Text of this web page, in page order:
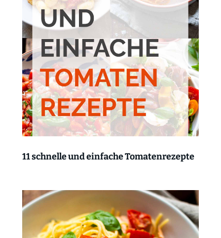
11 schnelle und einfache Tomatenrezepte